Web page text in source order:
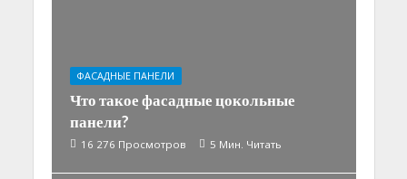
ФАСАДНЫЕ ПАНЕЛИ
Что такое фасадные цокольные
панели?
16 276 Просмотров 5 Мин. Читать